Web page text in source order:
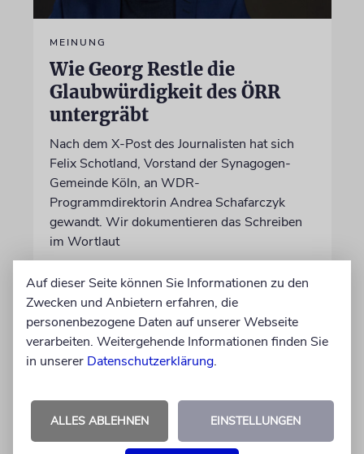
MEINUNG
Wie Georg Restle die
Glaubwürdigkeit des ÖRR
untergräbt
Nach dem X-Post des Journalisten hat sich
Felix Schotland, Vorstand der Synagogen-
Gemeinde Köln, an WDR-
Programmdirektorin Andrea Schafarczyk
gewandt. Wir dokumentieren das Schreiben
im Wortlaut
von Felix Schotland
07.08.2026
Auf dieser Seite können Sie Informationen zu den
Zwecken und Anbietern erfahren, die
personenbezogene Daten auf unserer Webseite
verarbeiten. Weitergehende Informationen finden Sie
in unserer Datenschutzerklärung.
ALLES ABLEHNEN EINSTELLUNGEN